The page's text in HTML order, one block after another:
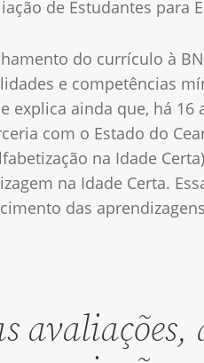
de Estudantes para
do currículo à
e competências
explica ainda que, há 16
com o Estado do
na Idade
na Idade Certa.
das